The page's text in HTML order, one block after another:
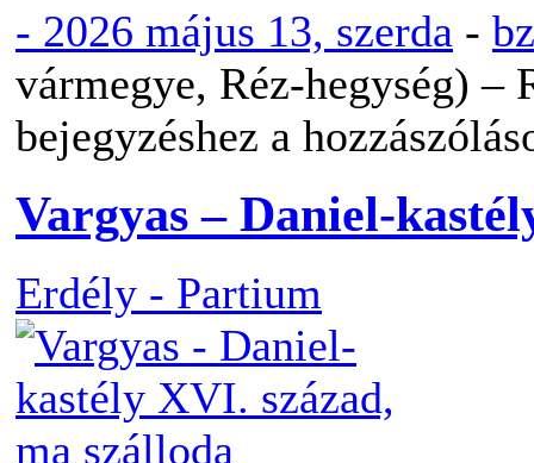
- 2026 május 13, szerda -
vármegye, Réz-hegység) –
bejegyzéshez a
Vargyas – Daniel-
Erdély - Partium